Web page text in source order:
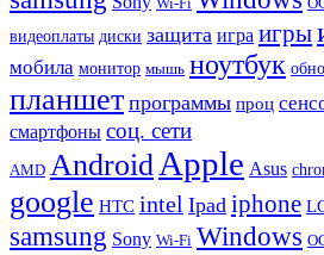
видеоплаты диски защита игра игры
мобила монитор мышь ноутбук
планшет программы проц
смартфоны соц. сети
AMD Android Apple Asus
google HTC intel Ipad iphone
samsung Sony Wi-Fi Windows